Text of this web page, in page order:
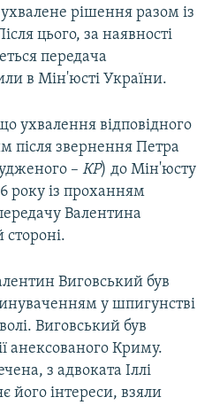
рішення разом із
цього, за наявності
передача
в Мін'юсті України.
ухвалення відповідного
після звернення Петра
– КР) до Мін'юсту
року із проханням
Валентина
стороні.
Виговський був
у шпигунстві
Виговський був
анексованого Криму.
з адвоката Іллі
його інтереси, взяли